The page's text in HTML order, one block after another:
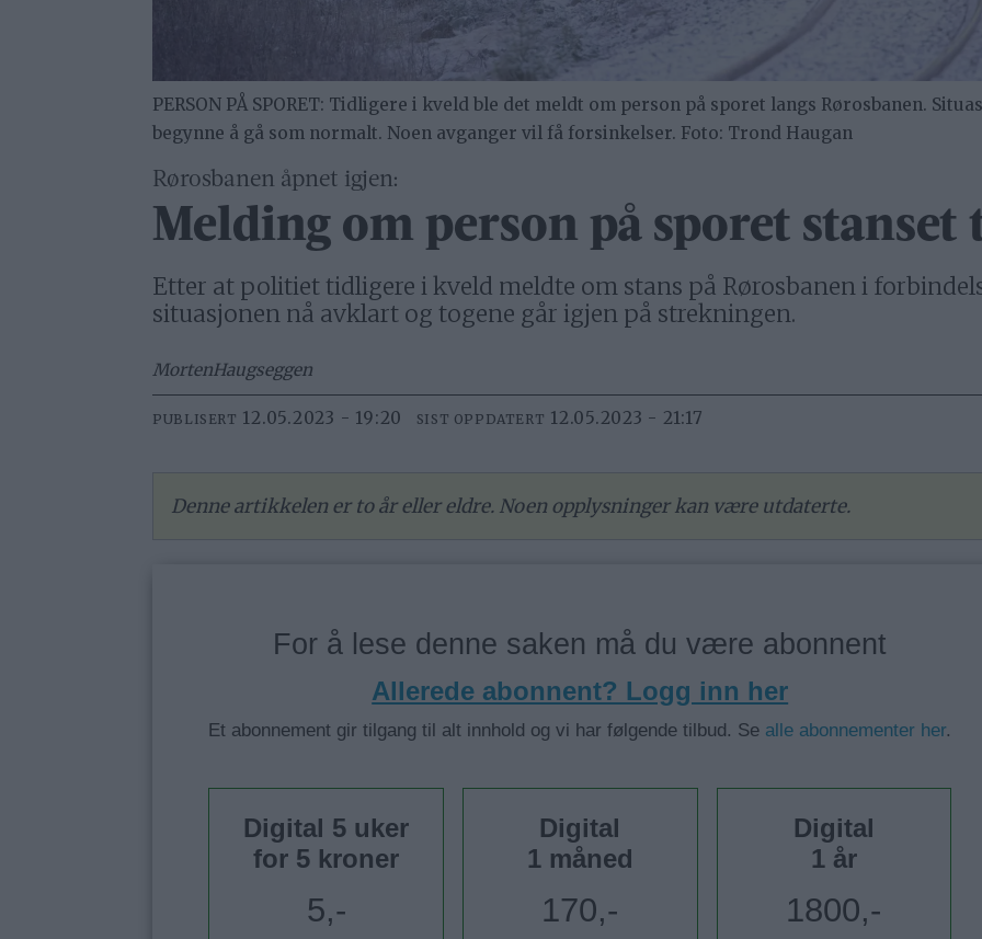
PERSON PÅ SPORET: Tidligere i kveld ble det meldt om person på sporet langs Rørosbanen.
begynne å gå som normalt. Noen avganger vil få forsinkelser. Foto: Trond Haugan
Rørosbanen åpnet igjen:
Melding om person på sporet
Etter at politiet tidligere i kveld meldte om stans på Rørosbanen i
situasjonen nå avklart og togene går igjen på strekningen.
MortenHaugseggen
PUBLISERT 12.05.2023 - 19:20 SIST OPPDATERT 12.05.2023 - 21:17
Denne artikkelen er to år eller eldre. Noen opplysninger kan være utdaterte.
For å lese denne saken må du være abonnent
Allerede abonnent? Logg inn her
Et abonnement gir tilgang til alt innhold og vi har følgende tilbud. Se alle abonnementer her.
Digital 5 uker
for 5 kroner
5,-
Digital
1 måned
170,-
Digital
1 år
1800,-